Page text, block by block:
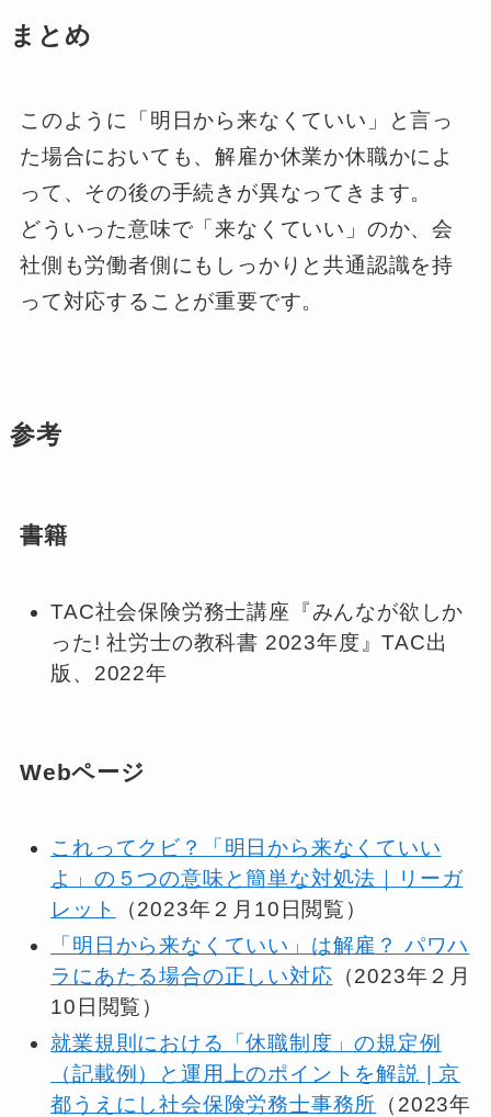
まとめ
このように「明日から来なくていい」と言っ
た場合においても、解雇か休業か休職かによ
って、その後の手続きが異なってきます。
どういった意味で「来なくていい」のか、会
社側も労働者側にもしっかりと共通認識を持
って対応することが重要です。
参考
書籍
TAC社会保険労務士講座『みんなが欲しか
った! 社労士の教科書 2023年度』TAC出
版、2022年
Webページ
これってクビ？「明日から来なくていい
よ」の５つの意味と簡単な対処法｜リーガ
レット
（2023年２月10日閲覧）
「明日から来なくていい」は解雇？ パワハ
ラにあたる場合の正しい対応 （2023年２月
10日閲覧）
就業規則における「休職制度」の規定例
（記載例）と運用上のポイントを解説 | 京
都うえにし社会保険労務士事務所 （2023年